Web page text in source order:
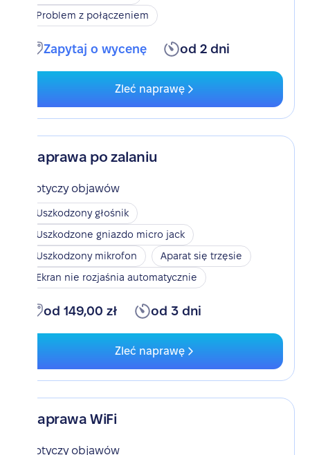
Problem z połączeniem
Zapytaj o wycenę od 2 dni
Zleć naprawę
Naprawa po zalaniu
Dotyczy objawów
Uszkodzony głośnik
Uszkodzone gniazdo micro jack
Uszkodzony mikrofon
Aparat się trzęsie
Ekran nie rozjaśnia automatycznie
od 149,00 zł od 3 dni
Zleć naprawę
Naprawa WiFi
Dotyczy objawów